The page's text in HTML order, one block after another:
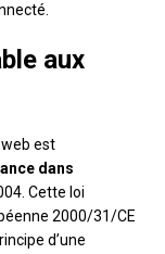
aux
est
dans
Cette loi
2000/31/CE
d’une